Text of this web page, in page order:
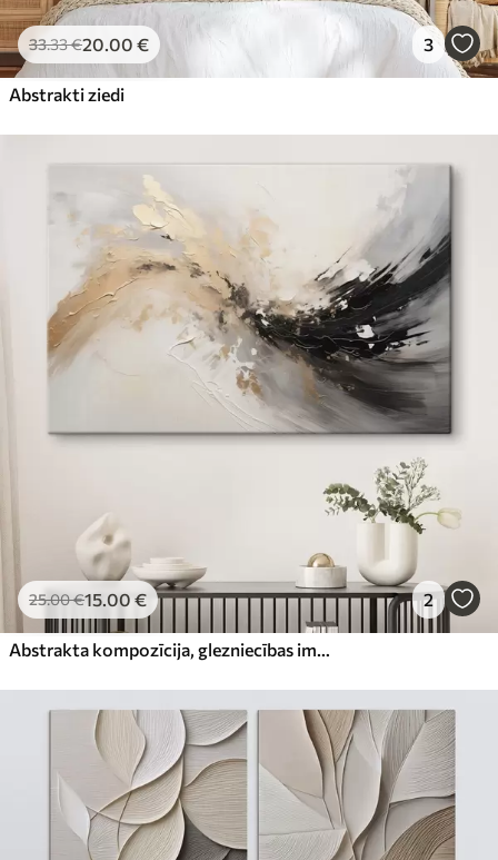
33.33€20.00 € 3
Abstrakti ziedi
25.00€15.00 € 2
Abstrakta kompozīcija, glezniecības imitācija